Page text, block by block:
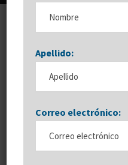
Apellido:
Correo electrónico: